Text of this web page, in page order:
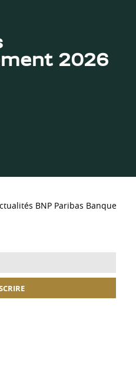
2026
BNP Paribas Banque